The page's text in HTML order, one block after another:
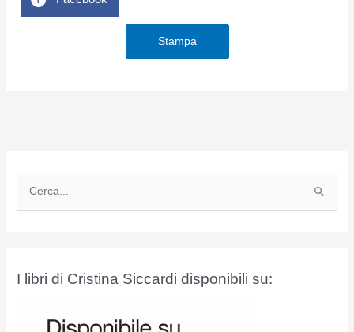
Stampa
I libri di Cristina Siccardi disponibili su: